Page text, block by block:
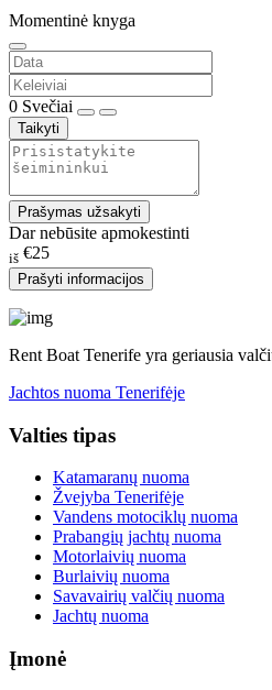
Momentinė knyga
0 Svečiai
Taikyti
Prašymas užsakyti
Dar nebūsite apmokestinti
iš €25
Prašyti informacijos
Rent Boat Tenerife yra geriausia
Jachtos nuoma Tenerifėje
Valties tipas
Katamaranų nuoma
Žvejyba Tenerifėje
Vandens motociklų nuoma
Prabangių jachtų nuoma
Motorlaivių nuoma
Burlaivių nuoma
Savavairių valčių nuoma
Jachtų nuoma
Įmonė